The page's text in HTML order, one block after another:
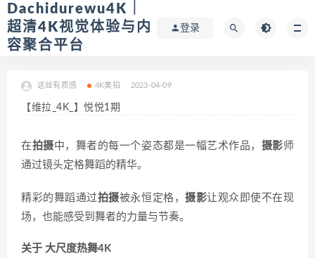
Dachidurewu4K｜
超清4K视觉体验与内
容聚合平台
登录
这丝有质感 4K美拍 2023-04-09
【维拉_4K_】悦悦1期
在拍摄中，舞者的每一个姿态都是一幅艺术作品， 摄影师
通过镜头定格舞蹈的精华。
精彩的舞蹈通过拍摄被永恒定格，摄影让观众即使不在现
场，也能感受到舞者的力量与节奏。
关于 大尺度热舞4K